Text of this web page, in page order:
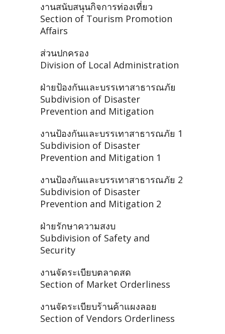
งานสนับสนุนกิจการท่องเที่ยว
Section of Tourism Promotion
Affairs
ส่วนปกครอง
Division of Local Administration
ฝ่ายป้องกันและบรรเทาสาธารณภัย
Subdivision of Disaster
Prevention and Mitigation
งานป้องกันและบรรเทาสาธารณภัย 1
Subdivision of Disaster
Prevention and Mitigation 1
งานป้องกันและบรรเทาสาธารณภัย 2
Subdivision of Disaster
Prevention and Mitigation 2
ฝ่ายรักษาความสงบ
Subdivision of Safety and
Security
งานจัดระเบียบตลาดสด
Section of Market Orderliness
งานจัดระเบียบร้านค้าแผงลอย
Section of Vendors Orderliness